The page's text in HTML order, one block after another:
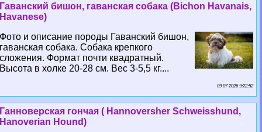
Гаванский бишон, гаванская собака (Bichon Havanais,
Havanese)
Фото и описание породы Гаванский бишон,
гаванская собака. Собака крепкого
сложения. Формат почти квадратный.
Высота в холке 20-28 см. Вес 3-5,5 кг....
09 07 2026 9:22:52
Ганноверская гончая ( Hannoversher Schweisshund,
Hanoverian Hound)